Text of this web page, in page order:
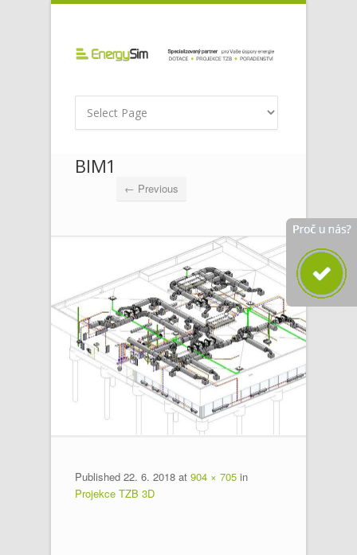
BIM1
← Previous
Published 22. 6. 2018 at 904 × 705 in
Projekce TZB 3D